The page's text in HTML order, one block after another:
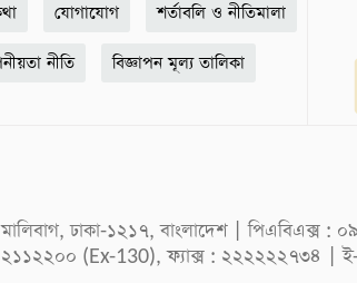
যোগাযোগ শর্তাবলি ও নীতিমালা
নীতি বিজ্ঞাপন মূল্য তালিকা
মালিবাগ, ঢাকা-১২১৭, বাংলাদেশ |
(Ex-130), ফ্যাক্স : ২২২২২২৭৩৪ |